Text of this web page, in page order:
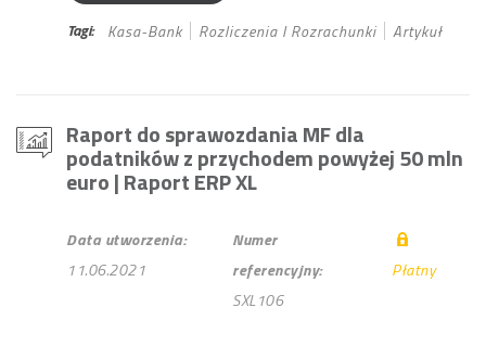
Tagi: Kasa-Bank Rozliczenia I Rozrachunki Artykuł
Raport do sprawozdania MF dla
podatników z przychodem powyżej 50 mln
euro| Raport ERP XL
Data utworzenia:
11.06.2021
Numer
referencyjny:
SXL106
Płatny